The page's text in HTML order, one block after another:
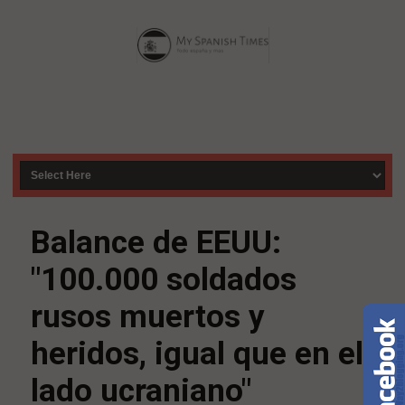
Balance de EEUU:
"100.000 soldados
rusos muertos y
heridos, igual que en el
lado ucraniano"